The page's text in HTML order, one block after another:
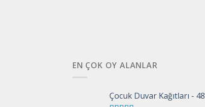
EN ÇOK OY ALANLAR
Çocuk Duvar Kağıtları - 48